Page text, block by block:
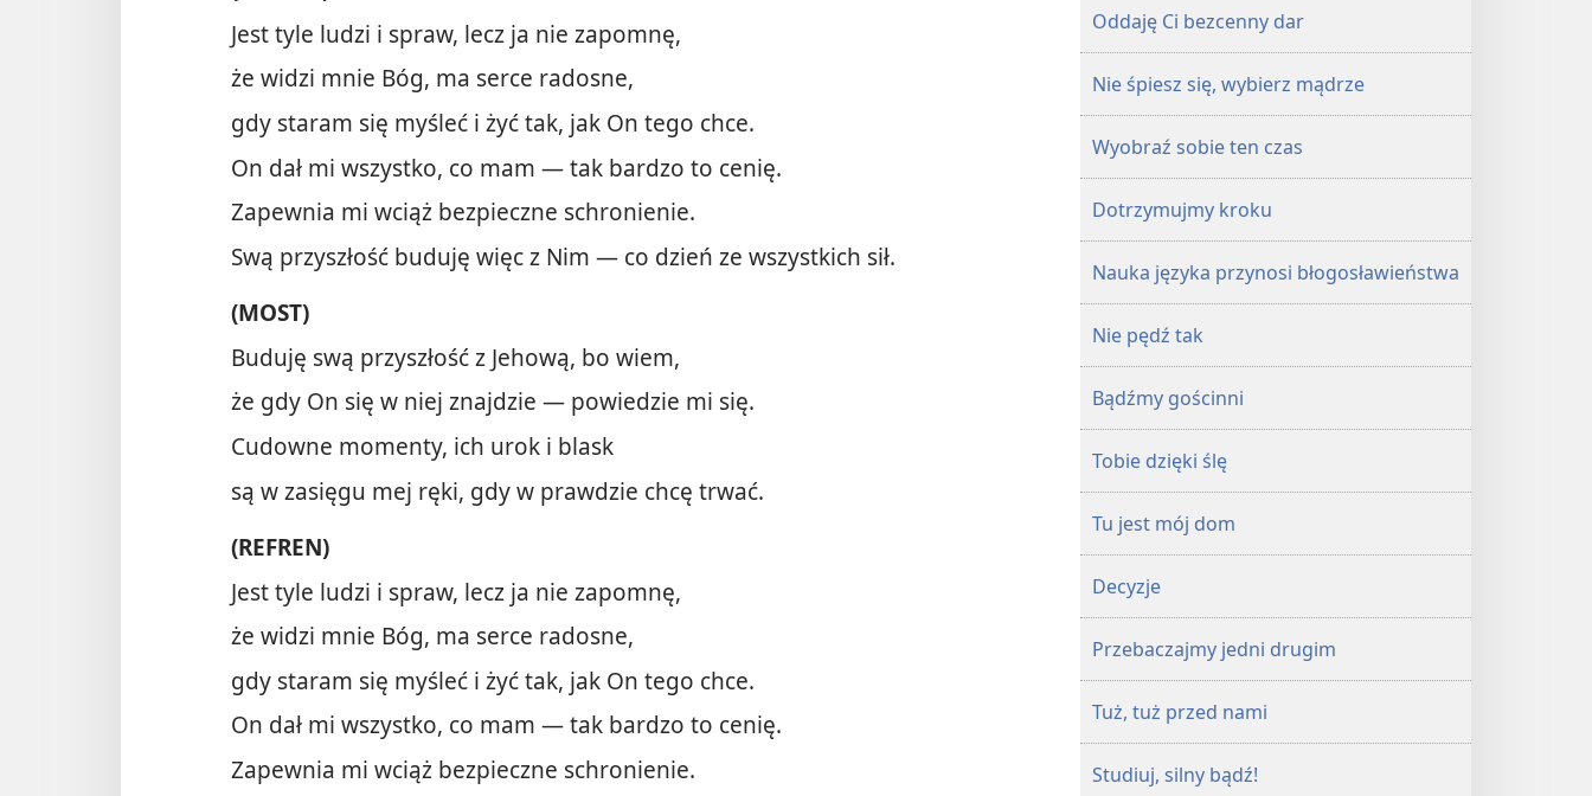
Jest tyle ludzi i spraw, lecz ja nie zapomnę,
że widzi mnie Bóg, ma serce radosne,
gdy staram się myśleć i żyć tak, jak On tego chce.
On dał mi wszystko, co mam — tak bardzo to cenię.
Zapewnia mi wciąż bezpieczne schronienie.
Swą przyszłość buduję więc z Nim — co dzień ze wszystkich sił.
(MOST)
Buduję swą przyszłość z Jehową, bo wiem,
że gdy On się w niej znajdzie — powiedzie mi się.
Cudowne momenty, ich urok i blask
są w zasięgu mej ręki, gdy w prawdzie chcę trwać.
(REFREN)
Jest tyle ludzi i spraw, lecz ja nie zapomnę,
że widzi mnie Bóg, ma serce radosne,
gdy staram się myśleć i żyć tak, jak On tego chce.
On dał mi wszystko, co mam — tak bardzo to cenię.
Zapewnia mi wciąż bezpieczne schronienie.
Oddaję Ci bezcenny dar
Nie śpiesz się, wybierz mądrze
Wyobraź sobie ten czas
Dotrzymujmy kroku
Nauka języka przynosi błogosławieństwa
Nie pędź tak
Bądźmy gościnni
Tobie dzięki ślę
Tu jest mój dom
Decyzje
Przebaczajmy jedni drugim
Tuż, tuż przed nami
Studiuj, silny bądź!